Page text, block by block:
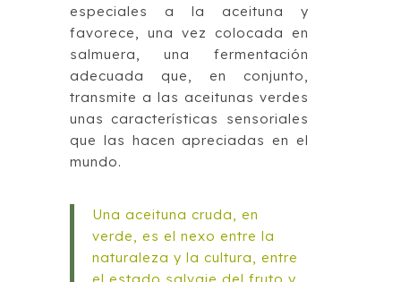
especiales a la aceituna y
favorece, una vez colocada en
salmuera, una fermentación
adecuada que, en conjunto,
transmite a las aceitunas verdes
unas características sensoriales
que las hacen apreciadas en el
mundo.
Una aceituna cruda, en
verde, es el nexo entre la
naturaleza y la cultura, entre